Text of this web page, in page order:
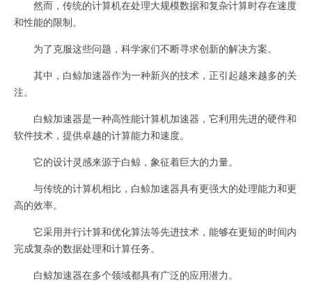
然而，传统的计算机在处理大规模数据和复杂计算时存在速度
和性能的限制。
为了克服这些问题，科学家们不断寻求创新的解决方案。
其中，白鲸加速器作为一种新兴的技术，正引起越来越多的关
注。
白鲸加速器是一种高性能计算机加速器，它利用先进的硬件和
软件技术，提供卓越的计算能力和速度。
它的设计灵感来源于白鲸，象征着巨大的力量。
与传统的计算机相比，白鲸加速器具有更强大的处理能力和更
高的效率。
它采用并行计算和优化算法等先进技术，能够在更短的时间内
完成复杂的数据处理和计算任务。
白鲸加速器在多个领域都具有广泛的应用潜力。